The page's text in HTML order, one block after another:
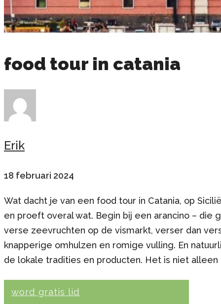
food tour in catania
Erik
18 februari 2024
Wat dacht je van een food tour in Catania, op
en proeft overal wat. Begin bij een arancino –
verse zeevruchten op de vismarkt, verser dan
knapperige omhulzen en romige vulling. En
de lokale tradities en producten. Het is niet
word gratis lid